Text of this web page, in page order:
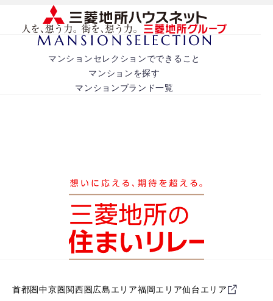
マンションセレクションでできること
マンションを探す
マンションブランド一覧
首都圏中京圏関西圏広島エリア福岡エリア仙台エリア